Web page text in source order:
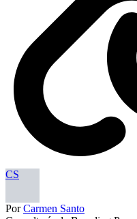
CS
PorCarmen Santo